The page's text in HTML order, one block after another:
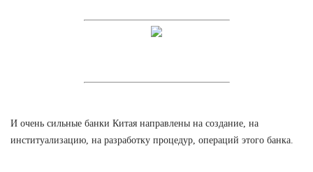
И очень сильные банки Китая направлены на создание, на
институализацию, на разработку процедур, операций этого банка.